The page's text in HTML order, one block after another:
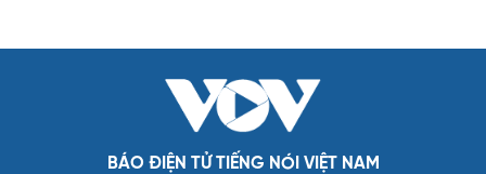
BÁO ĐIỆN TỬ TIẾNG NÓI VIỆT NAM